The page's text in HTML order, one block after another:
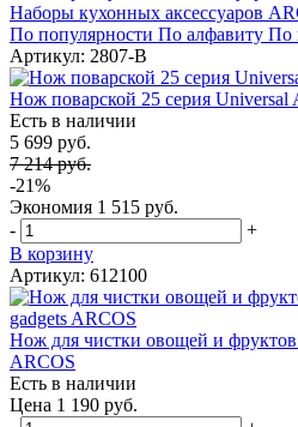
Наборы кухонных аксессуаров
По популярности По алфавиту По
Артикул: 2807-B
Нож поварской 25 серия Universal
Есть в наличии
5 699 руб.
7 214 руб.
-21%
Экономия 1 515 руб.
-
+
В корзину
Артикул: 612100
Нож для чистки овощей и
ARCOS
Есть в наличии
Цена 1 190 руб.